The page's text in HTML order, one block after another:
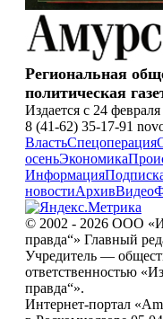
Региональная
политическая
Издается с 24
8 (41-62) 35-17-91
ВластьСпецоперация
осеньЭкономика
Информация
новостиАрхивВидео
© 2002 - 2026 ООО
правда“» Главный
Учредитель —
ответственностью
правда“».
Интернет-портал